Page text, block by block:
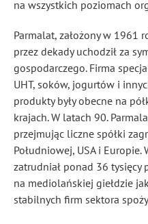
na wszystkich poziomach
Parmalat, założony w 1961
przez dekady uchodził za
gospodarczego. Firma
UHT, soków, jogurtów i
produkty były obecne na
krajach. W latach 90.
przejmując liczne spółki
Południowej, USA i
zatrudniał ponad 36
na mediolańskiej giełdzie
stabilnych firm sektora